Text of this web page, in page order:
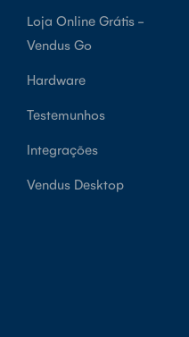
Loja Online Grátis -
Vendus Go
Hardware
Testemunhos
Integrações
Vendus Desktop